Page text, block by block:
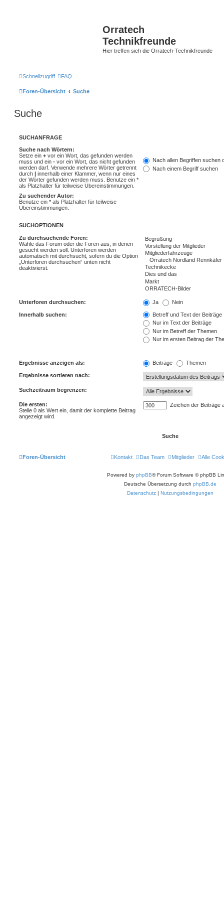
Orratech
Technikfreunde
Hier treffen sich die Orratech-Technikfreunde
Schnellzugriff FAQ
Foren-Übersicht Suche
Suche
SUCHANFRAGE
Suche nach Wörtern:
Setze ein + vor ein Wort, das gefunden werden
muss und ein - vor ein Wort, das nicht gefunden
werden darf. Verwende mehrere Wörter getrennt
durch | innerhalb einer Klammer, wenn nur eines
der Wörter gefunden werden muss. Benutze ein *
als Platzhalter für teilweise Übereinstimmungen.
Nach allen Begriffen suchen
Nach einem Begriff suchen
Zu suchender Autor:
Benutze ein * als Platzhalter für teilweise
Übereinstimmungen.
SUCHOPTIONEN
Zu durchsuchende Foren:
Wähle das Forum oder die Foren aus, in denen
gesucht werden soll. Unterforen werden
automatisch mit durchsucht, sofern du die Option
„Unterforen durchsuchen“ unten nicht
deaktivierst.
Unterforen durchsuchen: Ja Nein
Innerhalb suchen:
Betreff und Text der Beiträge
Nur im Text der Beiträge
Nur im Betreff der Themen
Nur im ersten Beitrag der
Ergebnisse anzeigen als: Beiträge Themen
Ergebnisse sortieren nach:
Suchzeitraum begrenzen:
Die ersten:
Stelle 0 als Wert ein, damit der komplette Beitrag
angezeigt wird.
Zeichen der Beiträge
Foren-Übersicht Alle
Mitglieder
Das Team
Kontakt
Powered by phpBB® Forum Software © phpBB
Deutsche Übersetzung durch phpBB.de
Datenschutz | Nutzungsbedingungen